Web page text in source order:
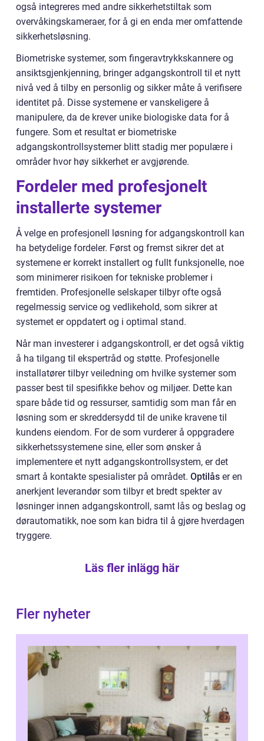
også integreres med andre sikkerhetstiltak som
overvåkingskameraer, for å gi en enda mer omfattende
sikkerhetsløsning.
Biometriske systemer, som fingeravtrykkskannere og
ansiktsgjenkjenning, bringer adgangskontroll til et nytt
nivå ved å tilby en personlig og sikker måte å verifisere
identitet på. Disse systemene er vanskeligere å
manipulere, da de krever unike biologiske data for å
fungere. Som et resultat er biometriske
adgangskontrollsystemer blitt stadig mer populære i
områder hvor høy sikkerhet er avgjørende.
Fordeler med profesjonelt
installerte systemer
Å velge en profesjonell løsning for adgangskontroll kan
ha betydelige fordeler. Først og fremst sikrer det at
systemene er korrekt installert og fullt funksjonelle, noe
som minimerer risikoen for tekniske problemer i
fremtiden. Profesjonelle selskaper tilbyr ofte også
regelmessig service og vedlikehold, som sikrer at
systemet er oppdatert og i optimal stand.
Når man investerer i adgangskontroll, er det også viktig
å ha tilgang til ekspertråd og støtte. Profesjonelle
installatører tilbyr veiledning om hvilke systemer som
passer best til spesifikke behov og miljøer. Dette kan
spare både tid og ressurser, samtidig som man får en
løsning som er skreddersydd til de unike kravene til
kundens eiendom. For de som vurderer å oppgradere
sikkerhetssystemene sine, eller som ønsker å
implementere et nytt adgangskontrollsystem, er det
smart å kontakte spesialister på området. Optilås er en
anerkjent leverandør som tilbyr et bredt spekter av
løsninger innen adgangskontroll, samt lås og beslag og
dørautomatikk, noe som kan bidra til å gjøre hverdagen
tryggere.
Läs fler inlägg här
Fler nyheter